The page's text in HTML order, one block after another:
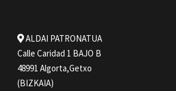
ALDAI PATRONATUA
Calle Caridad 1 BAJO B
48991 Algorta,Getxo
(BIZKAIA)